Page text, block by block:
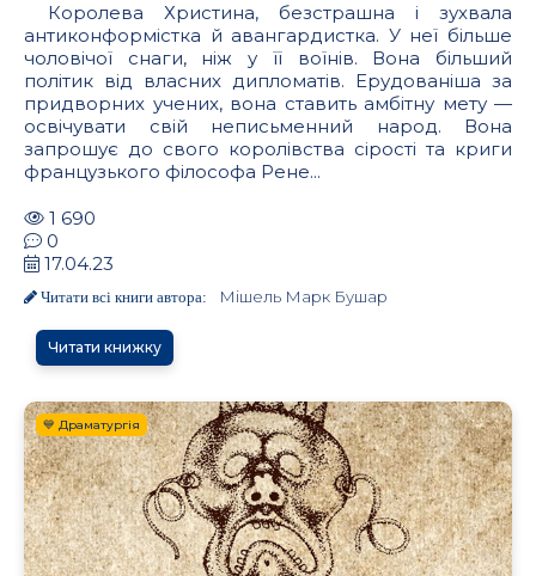
Королева Христина, безстрашна і зухвала
антиконформістка й авангардистка. У неї більше
чоловічої снаги, ніж у її воїнів. Вона більший
політик від власних дипломатів. Ерудованіша за
придворних учених, вона ставить амбітну мету —
освічувати свій неписьменний народ. Вона
запрошує до свого королівства сірості та криги
французького філософа Рене...
1 690
0
17.04.23
Читати всі книги автора: Мішель Марк Бушар
Читати книжку
💙 Драматургія